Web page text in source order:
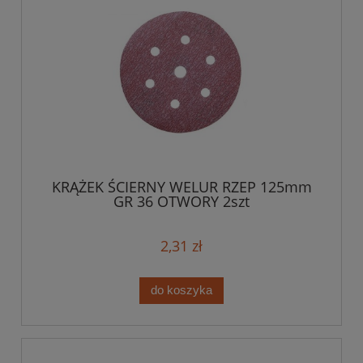
KRĄŻEK ŚCIERNY WELUR RZEP 125mm
GR 36 OTWORY 2szt
2,31 zł
do koszyka